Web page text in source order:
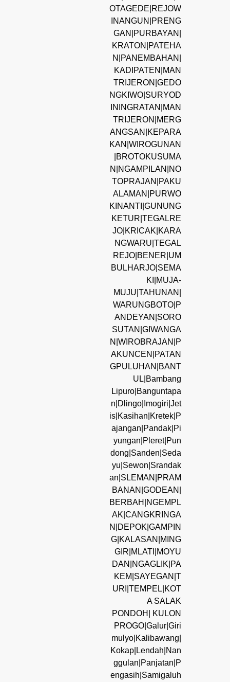
OTAGEDE|REJOW
INANGUN|PRENG
GAN|PURBAYAN|
KRATON|PATEHA
N|PANEMBAHAN|
KADIPATEN|MAN
TRIJERON|GEDO
NGKIWO|SURYOD
ININGRATAN|MAN
TRIJERON|MERG
ANGSAN|KEPARA
KAN|WIROGUNAN
|BROTOKUSUMA
N|NGAMPILAN|NO
TOPRAJAN|PAKU
ALAMAN|PURWO
KINANTI|GUNUNG
KETUR|TEGALRE
JO|KRICAK|KARA
NGWARU|TEGAL
REJO|BENER|UM
BULHARJO|SEMA
KI|MUJA-
MUJU|TAHUNAN|
WARUNGBOTO|P
ANDEYAN|SORO
SUTAN|GIWANGA
N|WIROBRAJAN|P
AKUNCEN|PATAN
GPULUHAN|BANT
UL|Bambang
Lipuro|Banguntapa
n|Dlingo|Imogiri|Jet
is|Kasihan|Kretek|P
ajangan|Pandak|Pi
yungan|Pleret|Pun
dong|Sanden|Seda
yu|Sewon|Srandak
an|SLEMAN|PRAM
BANAN|GODEAN|
BERBAH|NGEMPL
AK|CANGKRINGA
N|DEPOK|GAMPIN
G|KALASAN|MING
GIR|MLATI|MOYU
DAN|NGAGLIK|PA
KEM|SAYEGAN|T
URI|TEMPEL|KOT
A SALAK
PONDOH| KULON
PROGO|Galur|Giri
mulyo|Kalibawang|
Kokap|Lendah|Nan
ggulan|Panjatan|P
engasih|Samigaluh